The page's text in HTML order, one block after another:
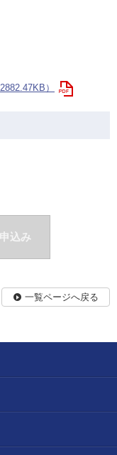
）
込み
一覧ページへ戻る